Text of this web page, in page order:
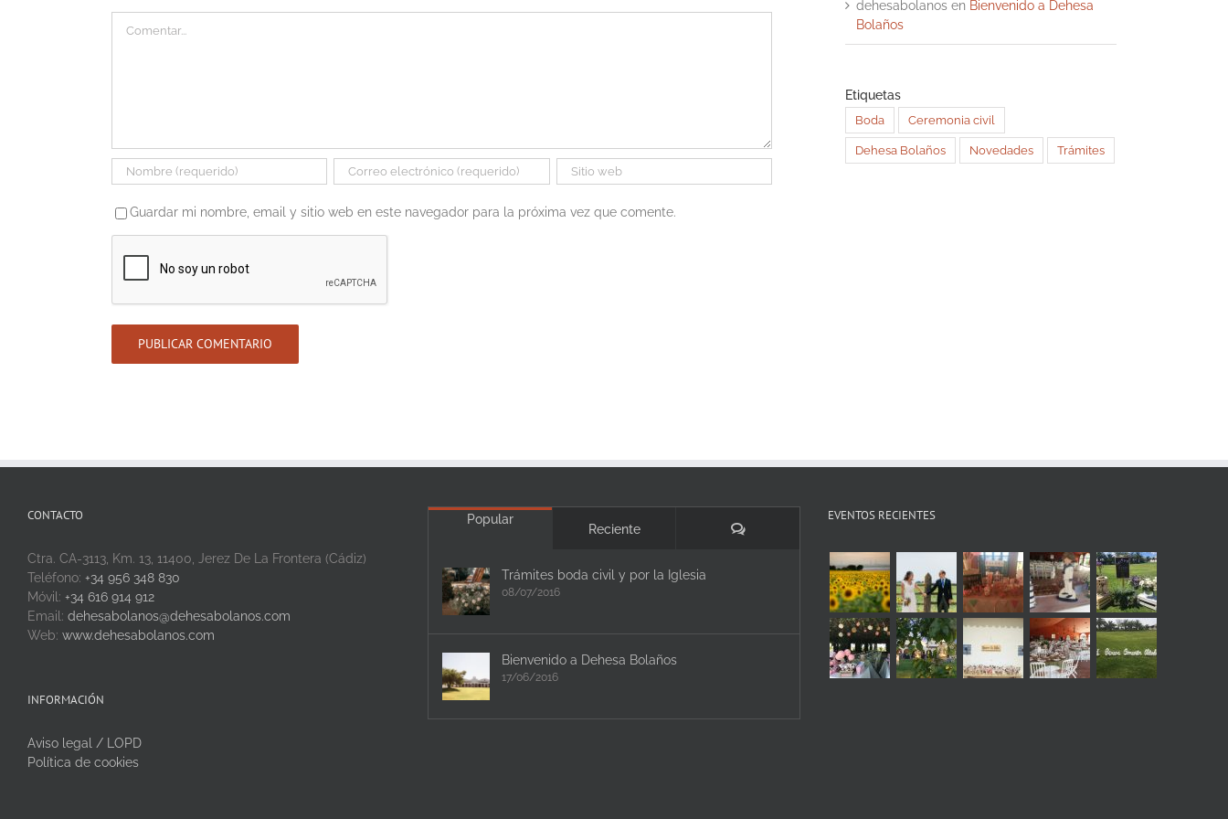
Guardar mi nombre, email y sitio web en este navegador para la próxima vez que comente.
dehesabolanos en Bienvenido a Dehesa
Bolaños
Etiquetas
Boda Ceremonia civil
Dehesa Bolaños Novedades Trámites
CONTACTO
Ctra. CA-3113, Km. 13, 11400, Jerez De La Frontera (Cádiz)
Teléfono: +34 956 348 830
Móvil: +34 616 914 912
Email: dehesabolanos@dehesabolanos.com
Web: www.dehesabolanos.com
INFORMACIÓN
Aviso legal / LOPD
Política de cookies
Popular
Reciente Comentarios
Trámites boda civil y por la Iglesia
08/07/2016
Bienvenido a Dehesa Bolaños
17/06/2016
EVENTOS RECIENTES